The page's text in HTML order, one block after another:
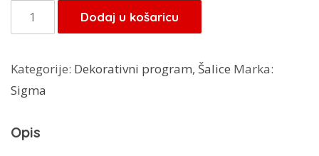
Sigma
šalice
količina
Dodaj u košaricu
Kategorije: Dekorativni program, Šalice Marka:
Sigma
Opis